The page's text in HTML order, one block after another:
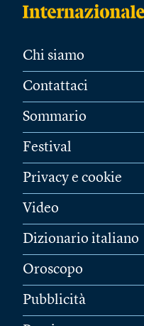
Chi siamo
Contattaci
Sommario
Festival
Privacy e cookie
Video
Dizionario italiano
Oroscopo
Pubblicità